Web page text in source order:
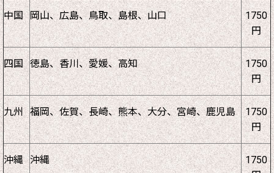
中国 岡山、広島、鳥取、島根、山口
1750
円
四国 徳島、香川、愛媛、高知
1750
円
九州 福岡、佐賀、長崎、熊本、大分、宮崎、鹿児島
1750
円
沖縄 沖縄
1750